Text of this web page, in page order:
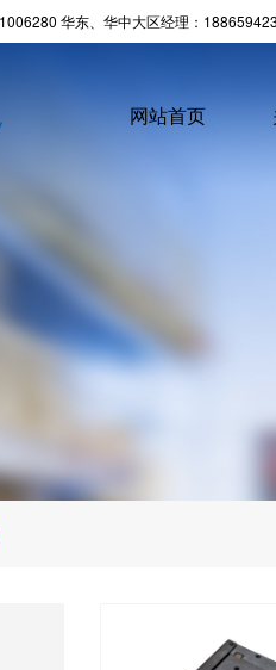
华东、华中大区经理：
网站首页